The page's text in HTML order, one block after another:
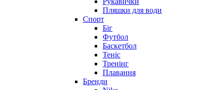
Пляшки для води
Спорт
Біг
Футбол
Баскетбол
Теніс
Тренінг
Плавання
Бренди